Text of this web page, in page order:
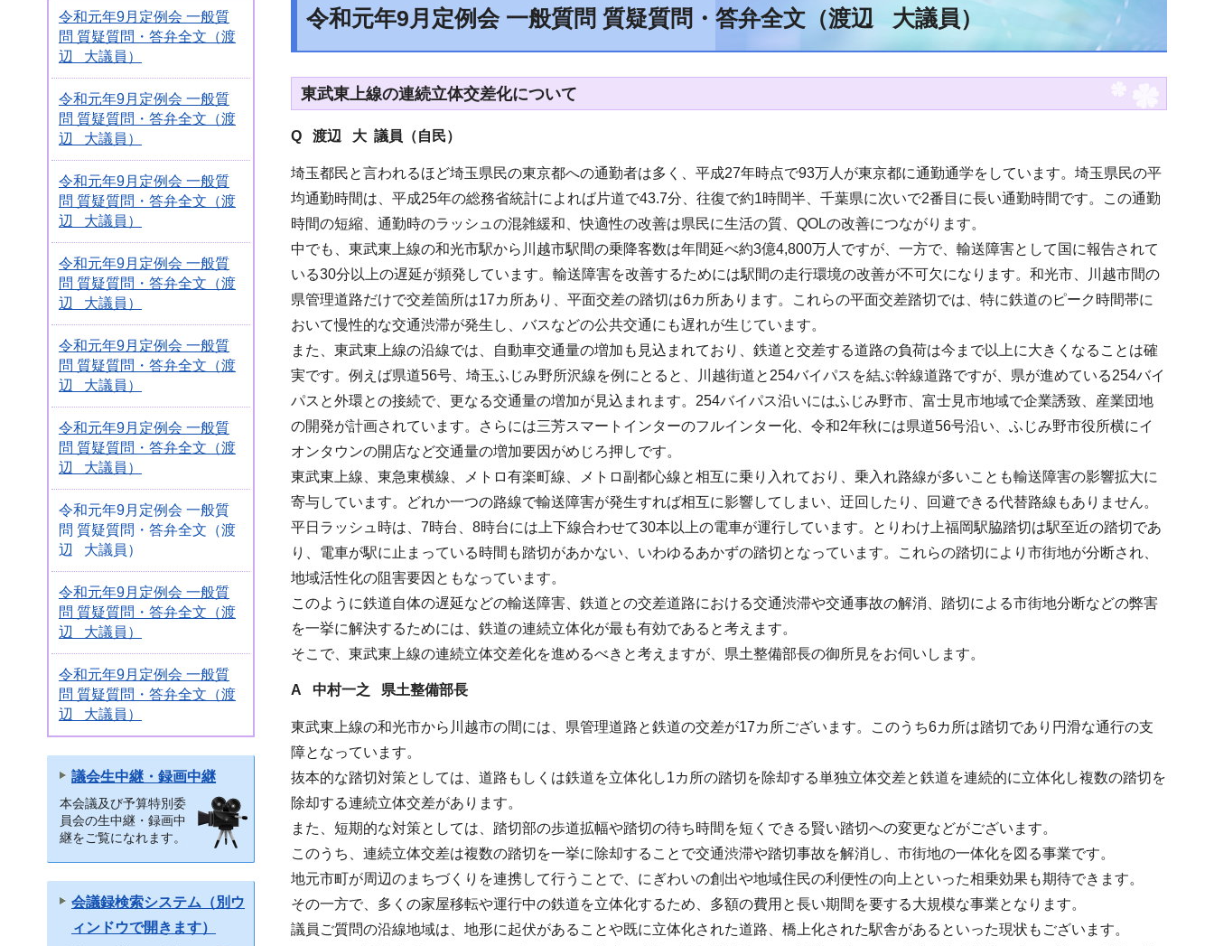
令和元年9月定例会 一般質
問 質疑質問・答弁全文（渡
辺 大議員）
令和元年9月定例会 一般質
問 質疑質問・答弁全文（渡
辺 大議員）
令和元年9月定例会 一般質
問 質疑質問・答弁全文（渡
辺 大議員）
令和元年9月定例会 一般質
問 質疑質問・答弁全文（渡
辺 大議員）
令和元年9月定例会 一般質
問 質疑質問・答弁全文（渡
辺 大議員）
令和元年9月定例会 一般質
問 質疑質問・答弁全文（渡
辺 大議員）
令和元年9月定例会 一般質
問 質疑質問・答弁全文（渡
辺 大議員）
令和元年9月定例会 一般質
問 質疑質問・答弁全文（渡
辺 大議員）
令和元年9月定例会 一般質
問 質疑質問・答弁全文（渡
辺 大議員）
議会生中継・録画中継
本会議及び予算特別委
員会の生中継・録画中
継をご覧になれます。
会議録検索システム（別ウ
ィンドウで開きます）
令和元年9月定例会 一般質問 質疑質問・答弁全文（渡辺 大議員）
東武東上線の連続立体交差化について
Q 渡辺 大 議員（自民）
埼玉都民と言われるほど埼玉県民の東京都への通勤者は多く、平成27年時点で93万人が東京都に通勤通学をしています。埼玉県民の平
均通勤時間は、平成25年の総務省統計によれば片道で43.7分、往復で約1時間半、千葉県に次いで2番目に長い通勤時間です。この通勤
時間の短縮、通勤時のラッシュの混雑緩和、快適性の改善は県民に生活の質、QOLの改善につながります。
中でも、東武東上線の和光市駅から川越市駅間の乗降客数は年間延べ約3億4,800万人ですが、一方で、輸送障害として国に報告されて
いる30分以上の遅延が頻発しています。輸送障害を改善するためには駅間の走行環境の改善が不可欠になります。和光市、川越市間の
県管理道路だけで交差箇所は17カ所あり、平面交差の踏切は6カ所あります。これらの平面交差踏切では、特に鉄道のピーク時間帯に
おいて慢性的な交通渋滞が発生し、バスなどの公共交通にも遅れが生じています。
また、東武東上線の沿線では、自動車交通量の増加も見込まれており、鉄道と交差する道路の負荷は今まで以上に大きくなることは確
実です。例えば県道56号、埼玉ふじみ野所沢線を例にとると、川越街道と254バイパスを結ぶ幹線道路ですが、県が進めている254バイ
パスと外環との接続で、更なる交通量の増加が見込まれます。254バイパス沿いにはふじみ野市、富士見市地域で企業誘致、産業団地
の開発が計画されています。さらには三芳スマートインターのフルインター化、令和2年秋には県道56号沿い、ふじみ野市役所横にイ
オンタウンの開店など交通量の増加要因がめじろ押しです。
東武東上線、東急東横線、メトロ有楽町線、メトロ副都心線と相互に乗り入れており、乗入れ路線が多いことも輸送障害の影響拡大に
寄与しています。どれか一つの路線で輸送障害が発生すれば相互に影響してしまい、迂回したり、回避できる代替路線もありません。
平日ラッシュ時は、7時台、8時台には上下線合わせて30本以上の電車が運行しています。とりわけ上福岡駅脇踏切は駅至近の踏切であ
り、電車が駅に止まっている時間も踏切があかない、いわゆるあかずの踏切となっています。これらの踏切により市街地が分断され、
地域活性化の阻害要因ともなっています。
このように鉄道自体の遅延などの輸送障害、鉄道との交差道路における交通渋滞や交通事故の解消、踏切による市街地分断などの弊害
を一挙に解決するためには、鉄道の連続立体化が最も有効であると考えます。
そこで、東武東上線の連続立体交差化を進めるべきと考えますが、県土整備部長の御所見をお伺いします。
A 中村一之 県土整備部長
東武東上線の和光市から川越市の間には、県管理道路と鉄道の交差が17カ所ございます。このうち6カ所は踏切であり円滑な通行の支
障となっています。
抜本的な踏切対策としては、道路もしくは鉄道を立体化し1カ所の踏切を除却する単独立体交差と鉄道を連続的に立体化し複数の踏切を
除却する連続立体交差があります。
また、短期的な対策としては、踏切部の歩道拡幅や踏切の待ち時間を短くできる賢い踏切への変更などがございます。
このうち、連続立体交差は複数の踏切を一挙に除却することで交通渋滞や踏切事故を解消し、市街地の一体化を図る事業です。
地元市町が周辺のまちづくりを連携して行うことで、にぎわいの創出や地域住民の利便性の向上といった相乗効果も期待できます。
その一方で、多くの家屋移転や運行中の鉄道を立体化するため、多額の費用と長い期間を要する大規模な事業となります。
議員ご質問の沿線地域は、地形に起伏があることや既に立体化された道路、橋上化された駅舎があるといった現状もございます。